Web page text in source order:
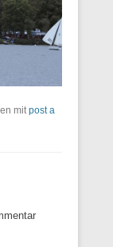
mitpost a